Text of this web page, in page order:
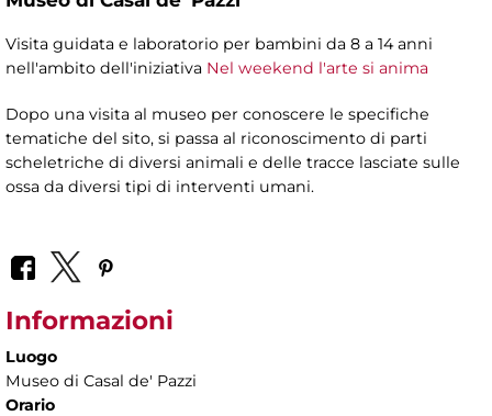
Visita guidata e laboratorio per bambini da 8 a 14 anni
nell'ambito dell'iniziativa Nel weekend l'arte si anima
Dopo una visita al museo per conoscere le specifiche
tematiche del sito, si passa al riconoscimento di parti
scheletriche di diversi animali e delle tracce lasciate sulle
ossa da diversi tipi di interventi umani.
Informazioni
Luogo
Museo di Casal de' Pazzi
Orario